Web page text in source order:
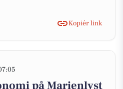
Kopiér link
på Marienlyst